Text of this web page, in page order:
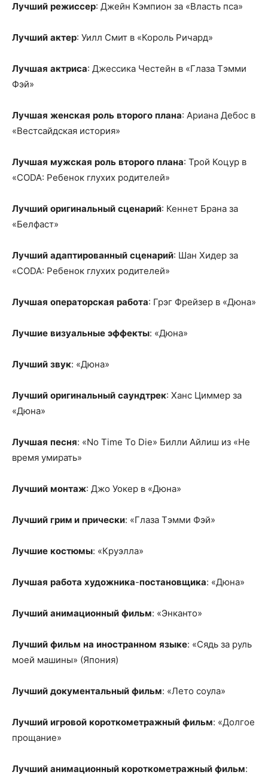
Лучший режиссер: Джейн Кэмпион за «Власть пса»
Лучший актер: Уилл Смит в «Король Ричард»
Лучшая актриса: Джессика Честейн в «Глаза Тэмми
Фэй»
Лучшая женская роль второго плана: Ариана Дебос в
«Вестсайдская история»
Лучшая мужская роль второго плана: Трой Коцур в
«CODA: Ребенок глухих родителей»
Лучший оригинальный сценарий: Кеннет Брана за
«Белфаст»
Лучший адаптированный сценарий: Шан Хидер за
«CODA: Ребенок глухих родителей»
Лучшая операторская работа: Грэг Фрейзер в «Дюна»
Лучшие визуальные эффекты: «Дюна»
Лучший звук: «Дюна»
Лучший оригинальный саундтрек: Ханс Циммер за
«Дюна»
Лучшая песня: «No Time To Die» Билли Айлиш из «Не
время умирать»
Лучший монтаж: Джо Уокер в «Дюна»
Лучший грим и прически: «Глаза Тэмми Фэй»
Лучшие костюмы: «Круэлла»
Лучшая работа художника-постановщика: «Дюна»
Лучший анимационный фильм: «Энканто»
Лучший фильм на иностранном языке: «Сядь за руль
моей машины» (Япония)
Лучший документальный фильм: «Лето соула»
Лучший игровой короткометражный фильм: «Долгое
прощание»
Лучший анимационный короткометражный фильм: